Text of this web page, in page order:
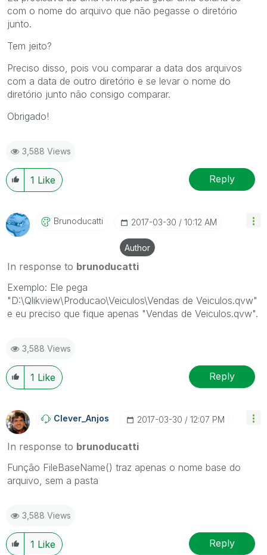
com o nome do arquivo que não pegasse o diretório
junto.
Tem jeito?
Preciso disso, pois vou comparar a data dos arquivos
com a data de outro diretório e se levar o nome do
diretório junto não consigo comparar.
Obrigado!
3,588 Views
1 Like Reply
Brunoducatti ‎2017-03-30 10:12 AM
Author
In response to brunoducatti
Exemplo: Ele pega
"D:\Qlikview\Producao\Veiculos\Vendas de Veiculos.qvw"
e eu preciso que fique apenas "Vendas de Veiculos.qvw".
3,588 Views
1 Like Reply
Clever_Anjos ‎2017-03-30 12:07 PM
In response to brunoducatti
Função FileBaseName() traz apenas o nome base do
arquivo, sem a pasta
3,588 Views
1 Like Reply